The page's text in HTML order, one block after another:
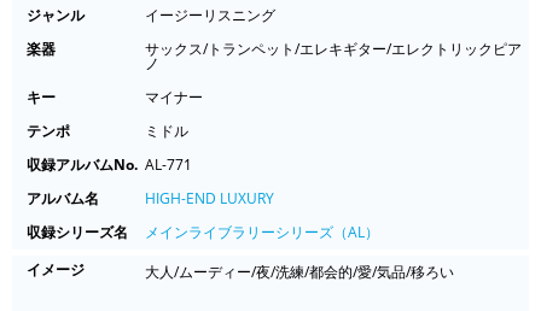
ジャンル
イージーリスニング
楽器
サックス/トランペット/エレキギター/エレクトリックピア
ノ
キー
マイナー
テンポ
ミドル
収録アルバムNo. AL-771
アルバム名
HIGH-END LUXURY
収録シリーズ名
メインライブラリーシリーズ（AL）
イメージ
大人/ムーディー/夜/洗練/都会的/愛/気品/移ろい